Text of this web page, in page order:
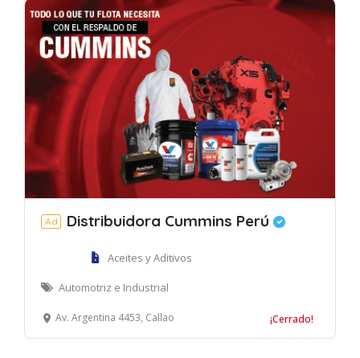
Ad Distribuidora Cummins Perú
Aceites y Aditivos
Automotriz e Industrial
Av. Argentina 4453, Callao ¡Cerrado!